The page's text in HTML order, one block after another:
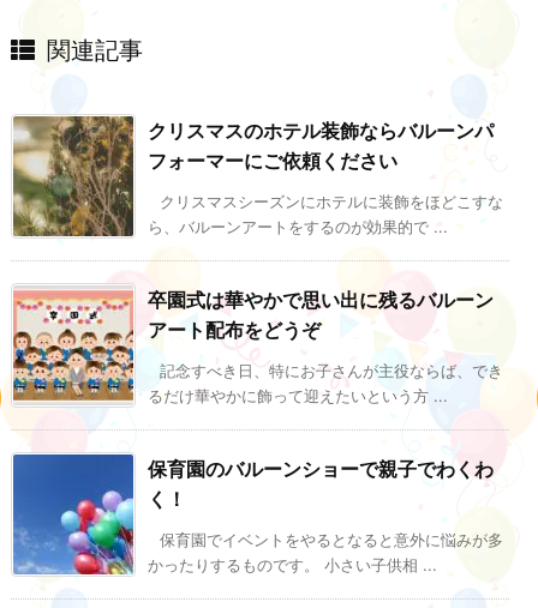
関連記事
クリスマスのホテル装飾ならバルーンパ
フォーマーにご依頼ください
クリスマスシーズンにホテルに装飾をほどこすな
ら、バルーンアートをするのが効果的で ...
卒園式は華やかで思い出に残るバルーン
アート配布をどうぞ
記念すべき日、特にお子さんが主役ならば、でき
るだけ華やかに飾って迎えたいという方 ...
保育園のバルーンショーで親子でわくわ
く！
保育園でイベントをやるとなると意外に悩みが多
かったりするものです。 小さい子供相 ...